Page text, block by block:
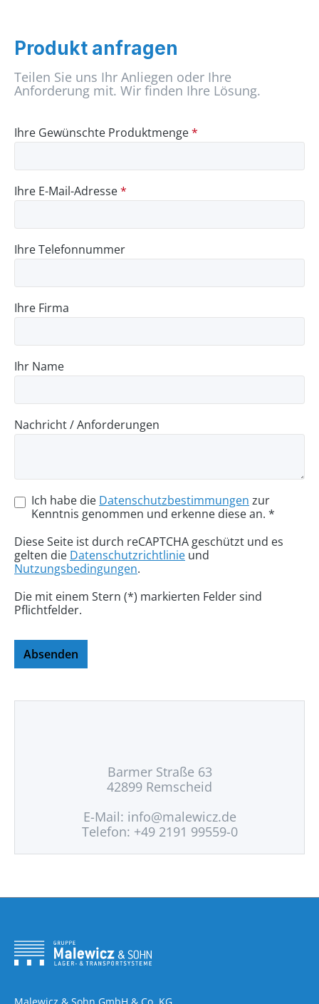
Produkt anfragen
Teilen Sie uns Ihr Anliegen oder Ihre
Anforderung mit. Wir finden Ihre Lösung.
Ihre Gewünschte Produktmenge*
Ihre E-Mail-Adresse*
Ihre Telefonnummer
Ihre Firma
Ihr Name
Nachricht / Anforderungen
Ich habe die Datenschutzbestimmungen zur
Kenntnis genommen und erkenne diese an. *
Diese Seite ist durch reCAPTCHA geschützt und es
gelten die Datenschutzrichtlinie und
Nutzungsbedingungen.
Die mit einem Stern (*) markierten Felder sind
Pflichtfelder.
Absenden
Barmer Straße 63
42899 Remscheid
E-Mail: info@malewicz.de
Telefon: +49 2191 99559-0